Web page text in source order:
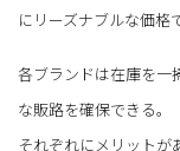
にリーズナブルな価格
各ブランドは在庫を一
な販路を確保できる。
それぞれにメリットが